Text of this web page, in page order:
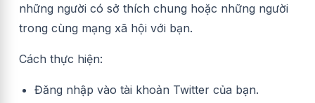
những người có sở thích chung hoặc những người
trong cùng mạng xã hội với bạn.
Cách thực hiện:
Đăng nhập vào tài khoản Twitter của bạn.